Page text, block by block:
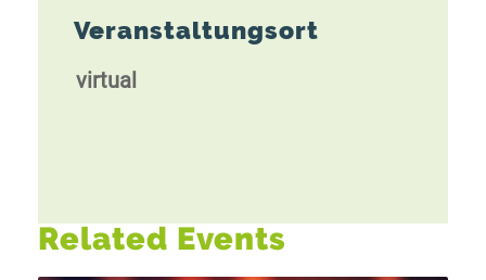
Veranstaltungsort
virtual
Related Events